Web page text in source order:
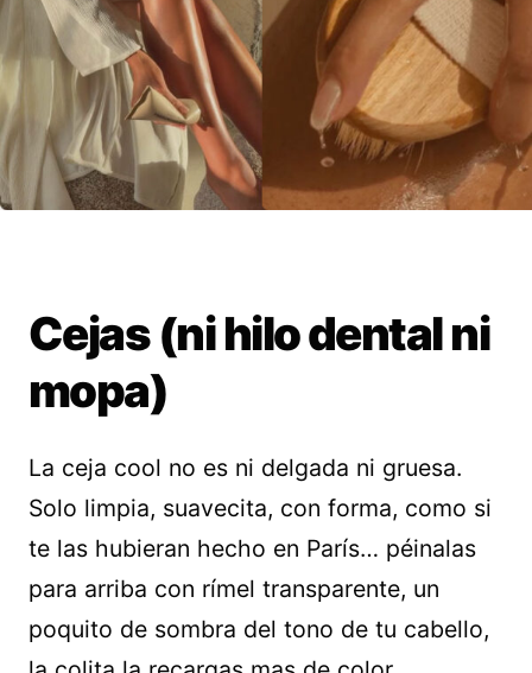
Cejas (ni hilo dental ni
mopa)
La ceja cool no es ni delgada ni gruesa.
Solo limpia, suavecita, con forma, como si
te las hubieran hecho en París… péinalas
para arriba con rímel transparente, un
poquito de sombra del tono de tu cabello,